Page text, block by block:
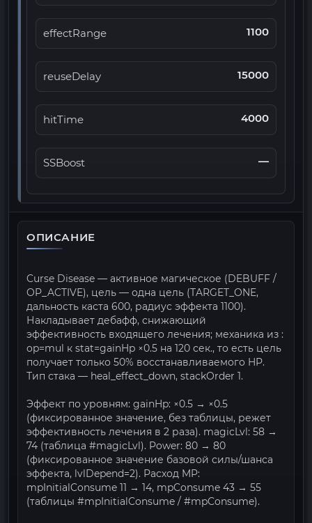
effectRange 1100
reuseDelay 15000
hitTime 4000
SSBoost —
ОПИСАНИЕ
Curse Disease — активное магическое (DEBUFF /
OP_ACTIVE), цель — одна цель (TARGET_ONE,
дальность каста 600, радиус эффекта 1100).
Накладывает дебафф, снижающий
эффективность входящего лечения; механика из :
op=mul к stat=gainHp ×0.5 на 120 сек., то есть цель
получает только 50% восстанавливаемого HP.
Тип стака — heal_effect_down, stackOrder 1.
Эффект по уровням: gainHp: ×0.5 → ×0.5
(фиксированное значение, без таблицы, режет
эффективность лечения в 2 раза). magicLvl: 58 →
74 (таблица #magicLvl). Power: 80 → 80
(фиксированное значение базовой силы/шанса
эффекта, lvlDepend=2). Расход MP:
mpInitialConsume 11 → 14, mpConsume 43 → 55
(таблицы #mpInitialConsume / #mpConsume).